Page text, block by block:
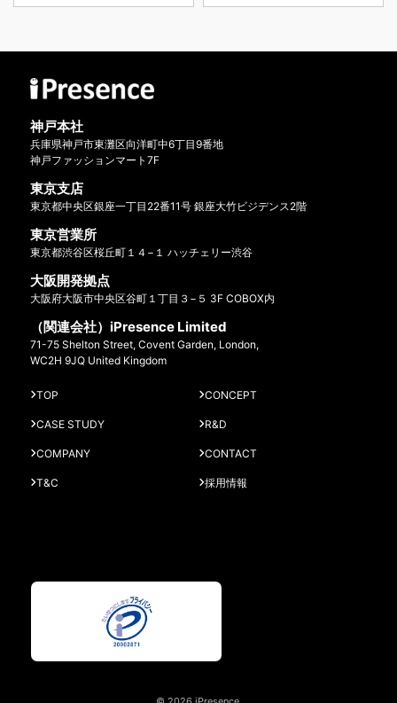
神戸本社
兵庫県神戸市東灘区向洋町中6丁目9番地
神戸ファッションマート7F
東京支店
東京都中央区銀座一丁目22番11号 銀座大竹ビジデンス2階
東京営業所
東京都渋谷区桜丘町１４−１ ハッチェリー渋谷
大阪開発拠点
大阪府大阪市中央区谷町１丁目３−５ 3F COBOX内
（関連会社）iPresence Limited
71-75 Shelton Street, Covent Garden, London,
WC2H 9JQ United Kingdom
TOP CONCEPT
CASE STUDY R&D
COMPANY CONTACT
T&C 採用情報